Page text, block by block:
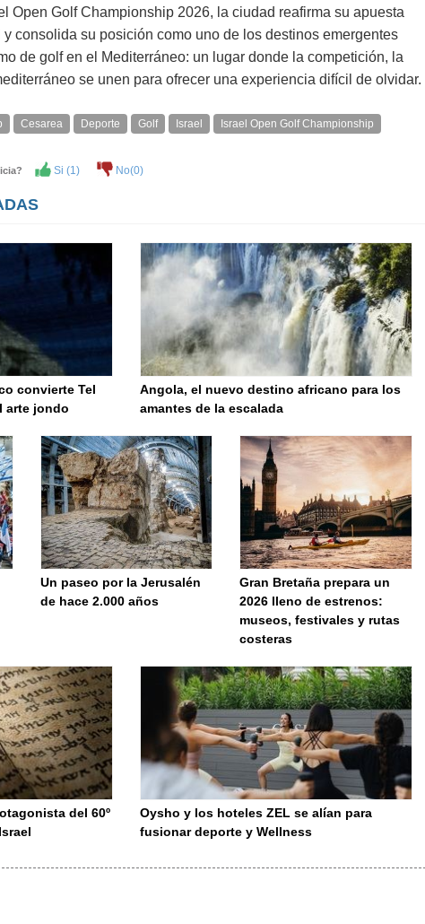
Open Golf Championship 2026, la ciudad reafirma su apuesta
consolida su posición como uno de los destinos emergentes
de golf en el Mediterráneo: un lugar donde la competición, la
se unen para ofrecer una experiencia difícil de olvidar.
Cesarea Deporte Golf Israel Israel Open Golf Championship
Si (1) No(0)
convierte Tel
arte jondo
Angola, el nuevo destino africano para los
amantes de la escalada
Un paseo por la Jerusalén
de hace 2.000 años
Gran Bretaña prepara un
2026 lleno de estrenos:
museos, festivales y rutas
costeras
del 60º
Oysho y los hoteles ZEL se alían para
fusionar deporte y Wellness